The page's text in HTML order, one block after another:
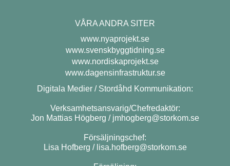
VÅRA ANDRA SITER
www.nyaprojekt.se
www.svenskbyggtidning.se
www.nordiskaprojekt.se
www.dagensinfrastruktur.se
Digitala Medier / Stordåhd Kommunikation:
Verksamhetsansvarig/Chefredaktör:
Jon Mattias Högberg / jmhogberg@storkom.se
Försäljningschef:
Lisa Hofberg / lisa.hofberg@storkom.se